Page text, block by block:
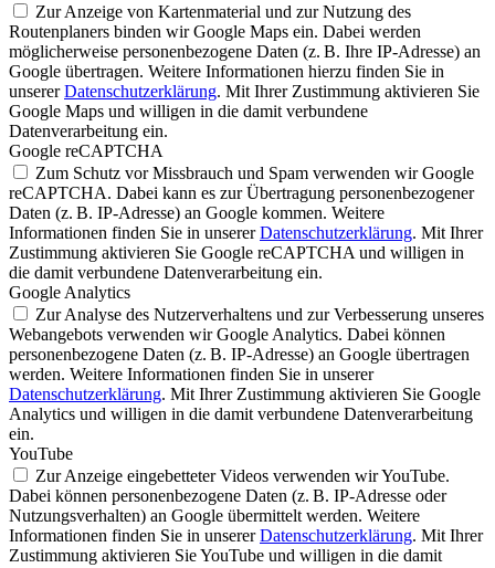
Zur Anzeige von Kartenmaterial und zur Nutzung des
Routenplaners binden wir Google Maps ein. Dabei werden
möglicherweise personenbezogene Daten (z. B. Ihre IP-Adresse) an
Google übertragen. Weitere Informationen hierzu finden Sie in
unsererDatenschutzerklärung. Mit Ihrer Zustimmung aktivieren Sie
Google Maps und willigen in die damit verbundene
Datenverarbeitung ein.
Google reCAPTCHA
Zum Schutz vor Missbrauch und Spam verwenden wir Google
reCAPTCHA. Dabei kann es zur Übertragung personenbezogener
Daten (z. B. IP-Adresse) an Google kommen. Weitere
Informationen finden Sie in unsererDatenschutzerklärung. Mit Ihrer
Zustimmung aktivieren Sie Google reCAPTCHA und willigen in
die damit verbundene Datenverarbeitung ein.
Google Analytics
Zur Analyse des Nutzerverhaltens und zur Verbesserung unseres
Webangebots verwenden wir Google Analytics. Dabei können
personenbezogene Daten (z. B. IP-Adresse) an Google übertragen
werden. Weitere Informationen finden Sie in unserer
Datenschutzerklärung. Mit Ihrer Zustimmung aktivieren Sie Google
Analytics und willigen in die damit verbundene Datenverarbeitung
ein.
YouTube
Zur Anzeige eingebetteter Videos verwenden wir YouTube.
Dabei können personenbezogene Daten (z. B. IP-Adresse oder
Nutzungsverhalten) an Google übermittelt werden. Weitere
Informationen finden Sie in unsererDatenschutzerklärung. Mit Ihrer
Zustimmung aktivieren Sie YouTube und willigen in die damit